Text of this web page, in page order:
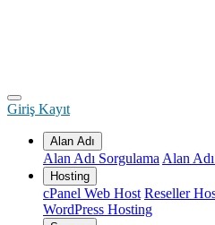
Giriş Kayıt
Alan Adı
Alan Adı Sorgulama Alan
Hosting
cPanel Web Host Reseller
WordPress Hosting